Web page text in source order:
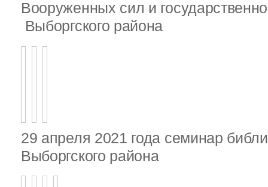
Вооруженных сил и
Выборгского района
29 апреля 2021 года семинар
Выборгского района